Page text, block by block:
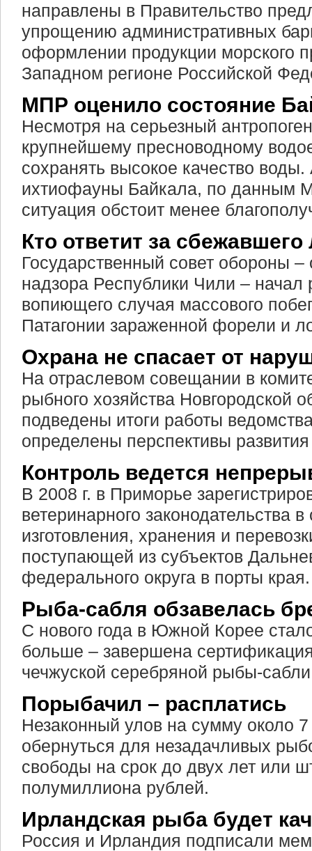
направлены в Правительство
упрощению административных
оформлении продукции морского
Западном регионе Российской
МПР оценило состояние
Несмотря на серьезный
крупнейшему пресноводному
сохранять высокое качество
ихтиофауны Байкала, по данным
ситуация обстоит менее
Кто ответит за сбежавшего
Государственный совет обороны –
надзора Республики Чили – начал
вопиющего случая массового
Патагонии зараженной форели и
Охрана не спасает от
На отраслевом совещании в
рыбного хозяйства Новгородской
подведены итоги работы
определены перспективы развития
Контроль ведется
В 2008 г. в Приморье
ветеринарного законодательства
изготовления, хранения и
поступающей из субъектов
федерального округа в порты края.
Рыба-сабля обзавелась
С нового года в Южной Корее
больше – завершена
чечжуской серебряной рыбы-
Порыбачил – расплатись
Незаконный улов на сумму около
обернуться для незадачливых
свободы на срок до двух лет или
полумиллиона рублей.
Ирландская рыба будет
Россия и Ирландия подписали